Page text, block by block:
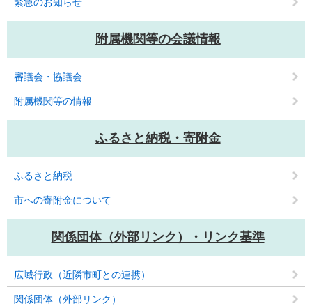
附属機関等の会議情報
審議会・協議会
附属機関等の情報
ふるさと納税・寄附金
ふるさと納税
市への寄附金について
関係団体（外部リンク）・リンク基準
広域行政（近隣市町との連携）
関係団体（外部リンク）